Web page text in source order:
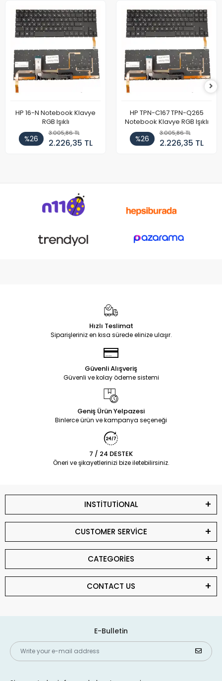
HP 16-N Notebook Klavye
RGB Işıklı
%26
3.005,86 TL
2.226,35 TL
HP TPN-C167 TPN-Q265
Notebook Klavye RGB Işıklı
%26
3.005,86 TL
2.226,35 TL
Hızlı Teslimat
Siparişleriniz en kısa sürede elinize ulaşır.
Güvenli Alışveriş
Güvenli ve kolay ödeme sistemi
Geniş Ürün Yelpazesi
Binlerce ürün ve kampanya seçeneği
7 / 24 DESTEK
Öneri ve şikayetlerinizi bize iletebilirsiniz.
INSTİTUTİONAL
CUSTOMER SERVİCE
CATEGORİES
CONTACT US
E-Bulletin